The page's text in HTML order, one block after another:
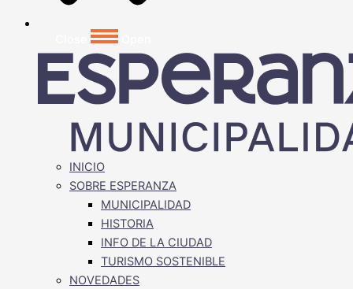
INICIO
SOBRE ESPERANZA
MUNICIPALIDAD
HISTORIA
INFO DE LA CIUDAD
TURISMO SOSTENIBLE
NOVEDADES